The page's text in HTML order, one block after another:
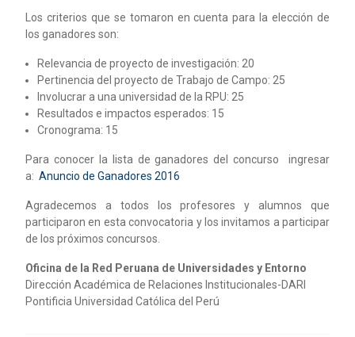
Los criterios que se tomaron en cuenta para la elección de
los ganadores son:
Relevancia de proyecto de investigación: 20
Pertinencia del proyecto de Trabajo de Campo: 25
Involucrar a una universidad de la RPU: 25
Resultados e impactos esperados: 15
Cronograma: 15
Para conocer la lista de ganadores del concurso ingresar
a: Anuncio de Ganadores 2016
Agradecemos a todos los profesores y alumnos que
participaron en esta convocatoria y los invitamos a participar
de los próximos concursos.
Oficina de la Red Peruana de Universidades y Entorno
Dirección Académica de Relaciones Institucionales-DARI
Pontificia Universidad Católica del Perú